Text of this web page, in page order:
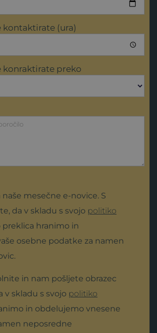
kontaktirate (ura)
konraktirate preko
naše mesečne e-novice. S
da v skladu s svojo politiko
preklica hranimo in
osebne podatke za namen
in nam pošljete obrazec
v skladu s svojo politiko
in obdelujemo vnesene
neposredne